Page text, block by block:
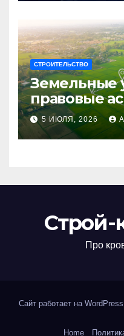
СТРОИТЕЛЬСТВО
Земельные
правовые
5 ИЮЛЯ, 2026
Строй-
Про
Сайт работает на WordPress
Home